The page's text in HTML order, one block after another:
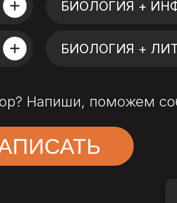
БИОЛОГИЯ +
БИОЛОГИЯ +
Напиши, поможем